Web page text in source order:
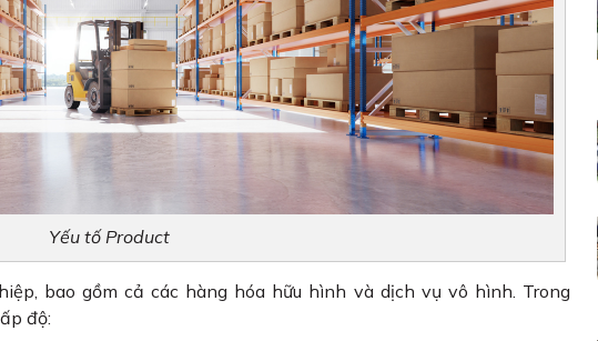
Yếu tố Product
bao gồm cả các hàng hóa hữu hình và dịch vụ vô hình. Trong
độ: